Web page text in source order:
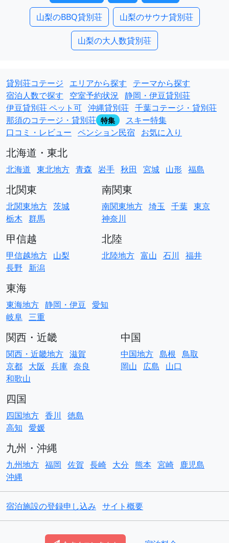
山梨のBBQ貸別荘 山梨のサウナ貸別荘
山梨の大人数貸別荘
貸別荘コテージ エリアから探す
テーマから探す
宿泊人数で探す
空室予約状況 静岡・伊豆貸別荘
伊豆貸別荘 ペット可 沖縄貸別荘 千葉コテージ・貸別荘
那須のコテージ・貸別荘 特集
スキー特集
口コミ・レビュー ペンション民宿 お気に入り
北海道・東北
北海道 東北地方 青森 岩手 秋田 宮城 山形 福島
北関東
北関東地方 茨城
栃木 群馬
南関東
南関東地方 埼玉 千葉 東京
神奈川
甲信越
甲信越地方 山梨
長野
新潟
北陸
北陸地方 富山 石川 福井
東海
東海地方 静岡・伊豆 愛知
岐阜 三重
関西・近畿
関西・近畿地方 滋賀
京都 大阪 兵庫 奈良
和歌山
中国
中国地方 島根 鳥取
岡山
広島 山口
四国
四国地方 香川
徳島
高知 愛媛
九州・沖縄
九州地方 福岡 佐賀 長崎 大分 熊本 宮崎
鹿児島
沖縄
宿泊施設の登録申し込み サイト概要
© CopyrightACO貸別荘コテージ